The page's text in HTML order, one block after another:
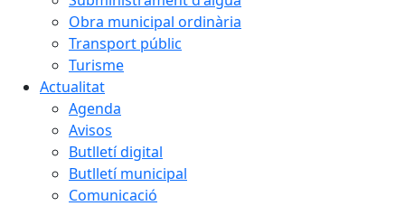
Obra municipal ordinària
Transport públic
Turisme
Actualitat
Agenda
Avisos
Butlletí digital
Butlletí municipal
Comunicació